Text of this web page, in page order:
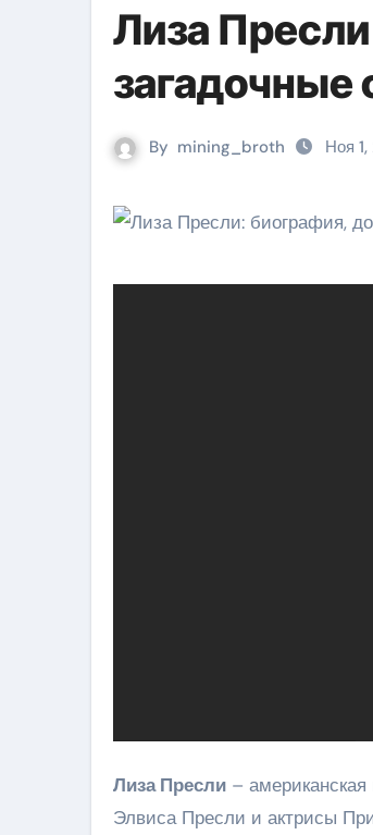
Лиза
загадочные
By mining_broth Ноя
Лиза Пресли –
Элвиса Пресли и актрисы